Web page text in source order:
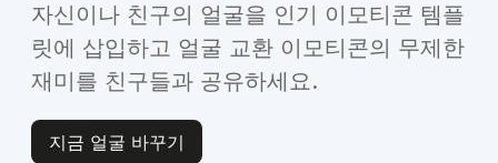
자신이나 친구의 얼굴을 인기 이모티콘 템플
릿에 삽입하고 얼굴 교환 이모티콘의 무제한
재미를 친구들과 공유하세요.
지금 얼굴 바꾸기